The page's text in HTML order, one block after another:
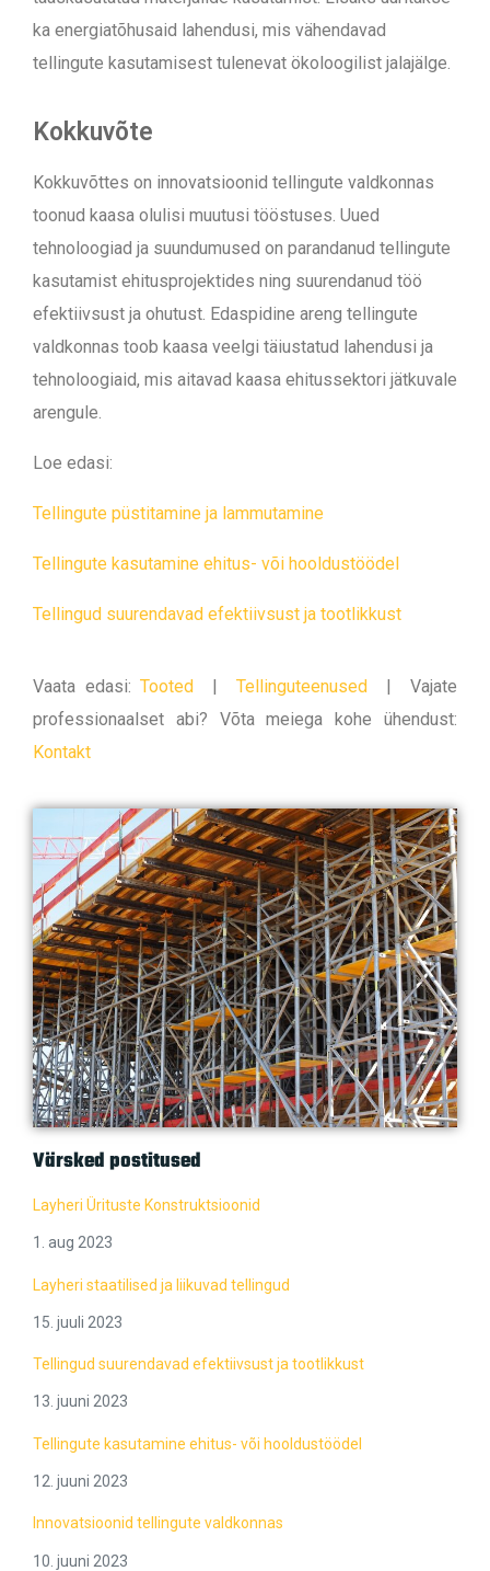
ka energiatõhusaid lahendusi, mis vähendavad
tellingute kasutamisest tulenevat ökoloogilist jalajälge.
Kokkuvõte
Kokkuvõttes on innovatsioonid tellingute valdkonnas
toonud kaasa olulisi muutusi tööstuses. Uued
tehnoloogiad ja suundumused on parandanud tellingute
kasutamist ehitusprojektides ning suurendanud töö
efektiivsust ja ohutust. Edaspidine areng tellingute
valdkonnas toob kaasa veelgi täiustatud lahendusi ja
tehnoloogiaid, mis aitavad kaasa ehitussektori jätkuvale
arengule.
Loe edasi:
Tellingute püstitamine ja lammutamine
Tellingute kasutamine ehitus- või hooldustöödel
Tellingud suurendavad efektiivsust ja tootlikkust
Vaata edasi: Tooted | Tellinguteenused | Vajate
professionaalset abi? Võta meiega kohe ühendust:
Kontakt
Värsked postitused
Layheri Ürituste Konstruktsioonid
1. aug 2023
Layheri staatilised ja liikuvad tellingud
15. juuli 2023
Tellingud suurendavad efektiivsust ja tootlikkust
13. juuni 2023
Tellingute kasutamine ehitus- või hooldustöödel
12. juuni 2023
Innovatsioonid tellingute valdkonnas
10. juuni 2023